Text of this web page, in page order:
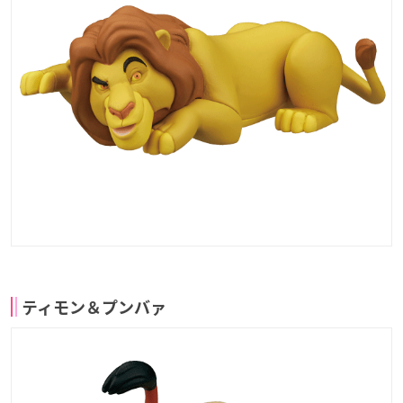
ティモン＆プンバァ